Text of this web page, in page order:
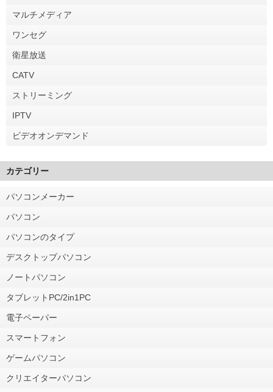
マルチメディア
ワンセグ
衛星放送
CATV
ストリーミング
IPTV
ビデオオンデマンド
カテゴリー
パソコンメーカー
パソコン
パソコンのタイプ
デスクトップパソコン
ノートパソコン
タブレットPC/2in1PC
電子ペーパー
スマートフォン
ゲームパソコン
クリエイターパソコン